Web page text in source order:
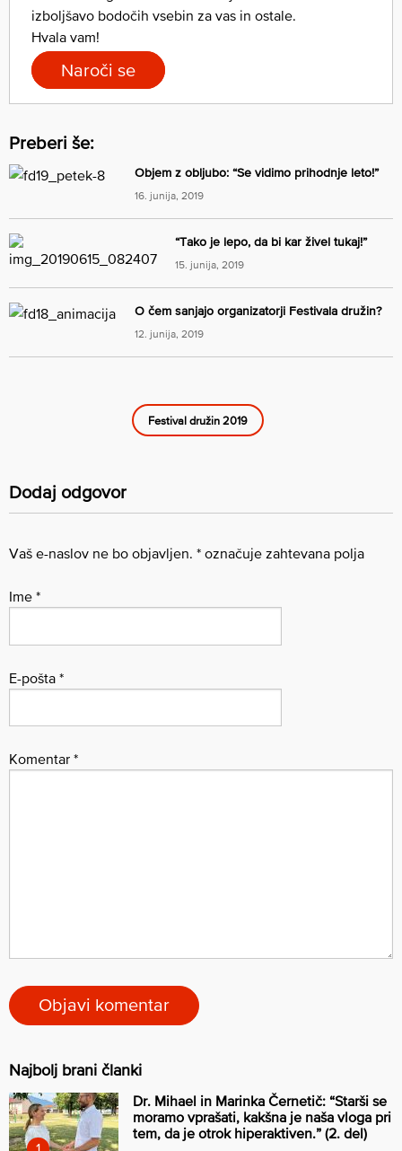
izboljšavo bodočih vsebin za vas in ostale.
Hvala vam!
Naroči se
Preberi še:
Objem z obljubo: “Se vidimo prihodnje leto!”
16. junija, 2019
“Tako je lepo, da bi kar živel tukaj!”
15. junija, 2019
O čem sanjajo organizatorji Festivala družin?
12. junija, 2019
Festival družin 2019
Dodaj odgovor
Vaš e-naslov ne bo objavljen. * označuje zahtevana polja
Ime *
E-pošta *
Komentar *
Najbolj brani članki
Dr. Mihael in Marinka Černetič: “Starši se
moramo vprašati, kakšna je naša vloga pri
tem, da je otrok hiperaktiven.” (2. del)